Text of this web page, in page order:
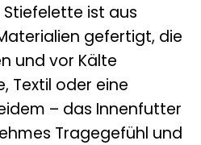
ist aus
gefertigt, die
und vor Kälte
Textil oder eine
– das Innenfutter
Tragegefühl und